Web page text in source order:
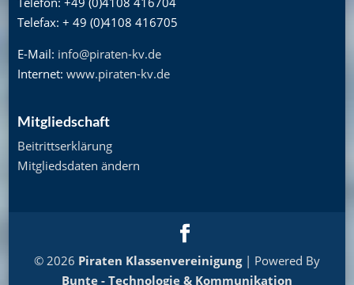
Telefax: + 49 (0)4108 416705
E-Mail: info@piraten-kv.de
Internet: www.piraten-kv.de
Mitgliedschaft
Beitrittserklärung
Mitgliedsdaten ändern
© 2026 Piraten Klassenvereinigung| Powered By
Bunte - Technologie & Kommunikation